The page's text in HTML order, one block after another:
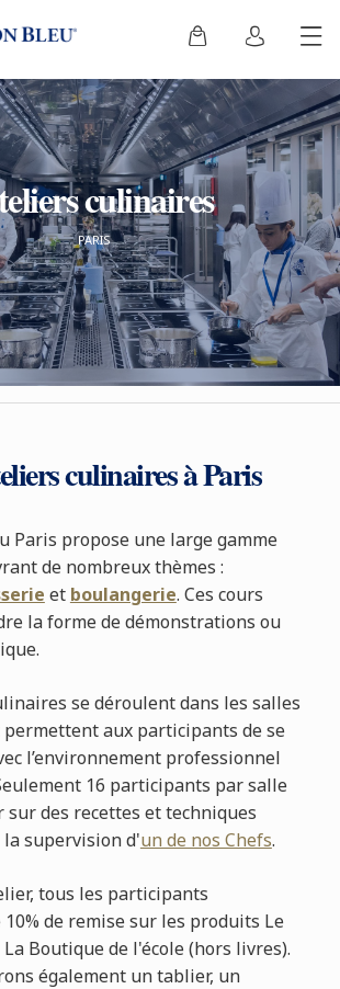
culinaires
PARIS
culinaires à Paris
Paris propose une large gamme
de nombreux thèmes :
et boulangerie. Ces cours
la forme de démonstrations ou
se déroulent dans les salles
aux participants de se
l’environnement professionnel
16 participants par salle
des recettes et techniques
supervision d'un de nos Chefs.
tous les participants
de remise sur les produits Le
Boutique de l'école (hors livres).
également un tablier, un